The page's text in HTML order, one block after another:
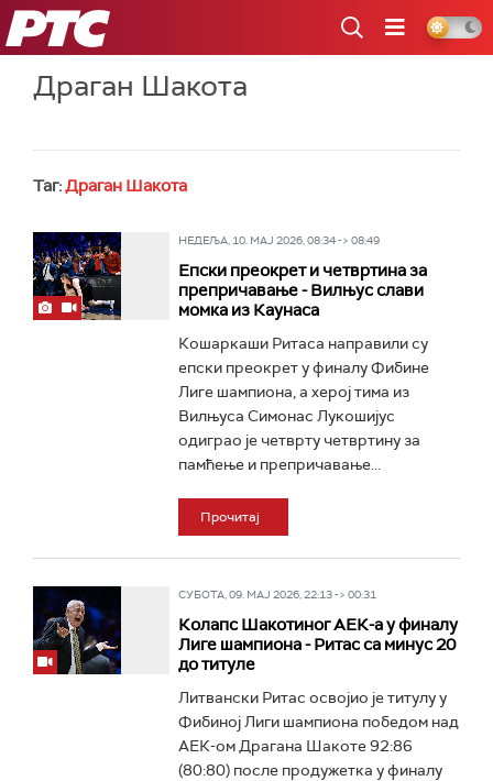
РТС
Драган Шакота
Таг:Драган Шакота
НЕДЕЉА, 10. МАЈ 2026, 08:34 -> 08:49
Епски преокрет и четвртина за
препричавање - Вилњус слави
момка из Каунаса
Кошаркаши Ритаса направили су
епски преокрет у финалу Фибине
Лиге шампиона, а херој тима из
Вилњуса Симонас Лукошијус
одиграо је четврту четвртину за
памћење и препричавање...
Прочитај
СУБОТА, 09. МАЈ 2026, 22:13 -> 00:31
Колапс Шакотиног АЕК-а у финалу
Лиге шампиона - Ритас са минус 20
до титуле
Литвански Ритас освојио је титулу у
Фибиној Лиги шампиона победом над
АЕК-ом Драгана Шакоте 92:86
(80:80) после продужетка у финалу